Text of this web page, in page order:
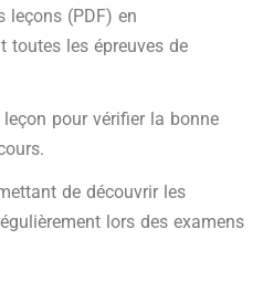
leçons (PDF) en
toutes les épreuves de
pour vérifier la bonne
de découvrir les
lors des examens